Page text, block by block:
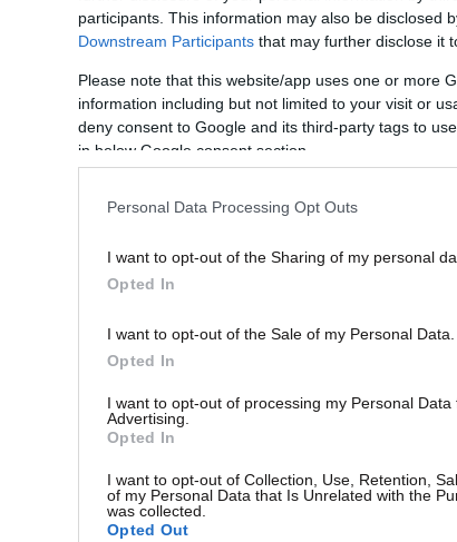
participants. This information may also be disclosed
Downstream Participants that may further disclose it
Please note that this website/app uses one or more
information including but not limited to your visit or
deny consent to Google and its third-party tags to
in below Google consent section.
Personal Data Processing Opt Outs
I want to opt-out of the Sharing of my personal
Opted In
I want to opt-out of the Sale of my Personal Data.
Opted In
I want to opt-out of processing my Personal Data
Advertising.
Opted In
I want to opt-out of Collection, Use, Retention,
of my Personal Data that Is Unrelated with the
was collected.
Opted Out
Με ενόχλησε μόνο, όταν ήμουν κάποια
και μου είπε “Μην ανησυχείς, όλα καλά θα
bro, μην το κάνεις αυτό”. Και λίγο μου την
τυχαίνει να βλέπουν ανθρώπους της
και να έχουν συναισθήματα